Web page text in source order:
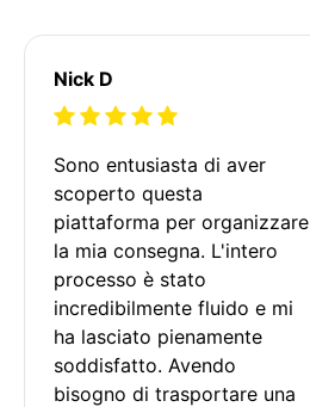
Nick D
Sono entusiasta di aver
scoperto questa
piattaforma per organizzare
la mia consegna. L'intero
processo è stato
incredibilmente fluido e mi
ha lasciato pienamente
soddisfatto. Avendo
bisogno di trasportare una